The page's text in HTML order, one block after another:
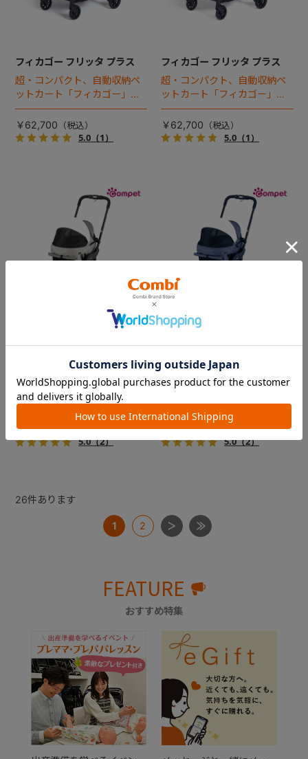
フィカゴー フリッタ プラス
超・コンパクト、自動収納ペ
ットカート「フィカゴー」に
キャビン着脱タイプが新登
場！
￥62,700
5.0（1）
フィカゴー フリッタ プラス
超・コンパクト、自動収納ペ
ットカート「フィカゴー」に
キャビン着脱タイプが新登
場！
￥62,700
5.0（1）
新色登場！幌はファスナー式
でラクラク開閉でき、ワンち
ゃんやネコちゃんの抜け出し
を防止！キャリー部前面にメ
ッシュがプラスされた通気性
￥39,600
5.0（2）
ルファ
新色登場！幌はファスナー式
ゃんやネコちゃんの抜け出し
を防止！キャリー部前面にメ
ッシュがプラスされた通気性
￥39,600
5.0（2）
26件あります
1 2
FEATURE
おすすめ特集